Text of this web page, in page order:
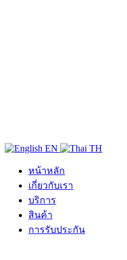
EN TH
หน้าหลัก
เกี่ยวกับเรา
บริการ
สินค้า
การรับประกัน